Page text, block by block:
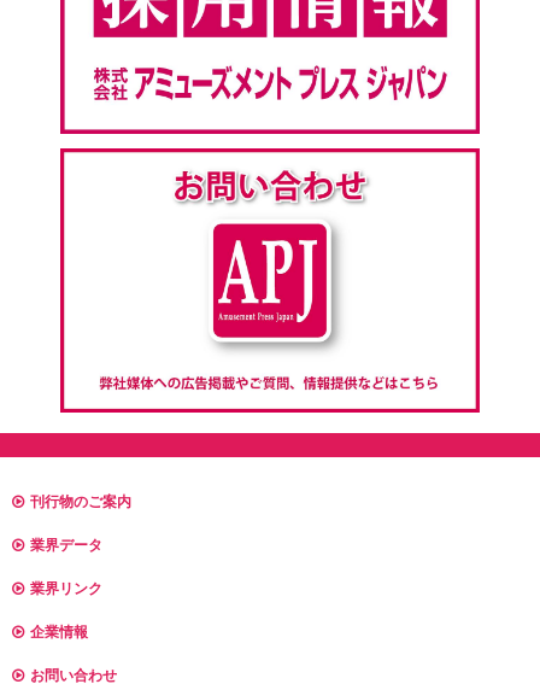
刊行物のご案内
業界データ
業界リンク
企業情報
お問い合わせ